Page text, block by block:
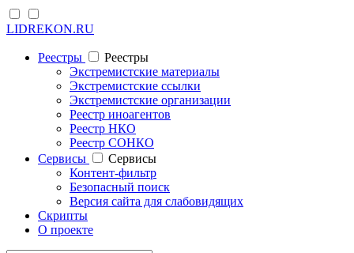
LIDREKON.RU
Реестры
Реестры
Экстремистские материалы
Экстремистские ссылки
Экстремистские организации
Реестр иноагентов
Реестр НКО
Реестр СОНКО
Cервисы
Cервисы
Контент-фильтр
Безопасный поиск
Версия сайта для слабовидящих
Скрипты
О проекте